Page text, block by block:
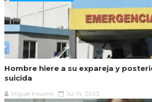
Hombre hiere a su expareja y
suicida
Miguel Paulino Jul 14, 2023